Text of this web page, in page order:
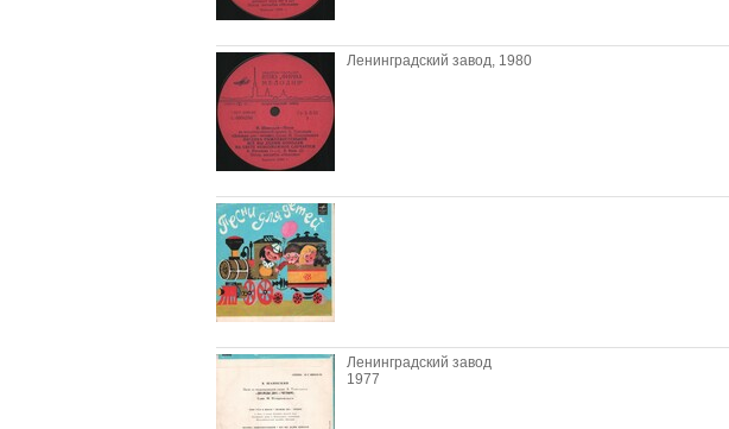
Ленинградский завод, 1980
Ленинградский завод
1977